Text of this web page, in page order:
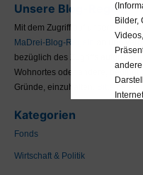
Unsere Blog-Regeln
Mit dem Zugriff auf unsere
MaDrei-Blog-Regeln
an und
bezüglich des Zugriffs aufgrund
Wohnortes oder andere, bedingt
Gründe, einzuhalten.
Bitte
Kategorien
Fonds
Wirtschaft & Politik
Bilder,